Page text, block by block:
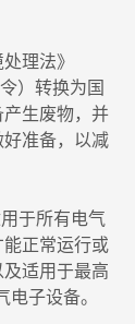
理法》
令）转换为国
生废物，并
准备，以减
用于所有电气
正常运行或
适用于最高
电子设备。